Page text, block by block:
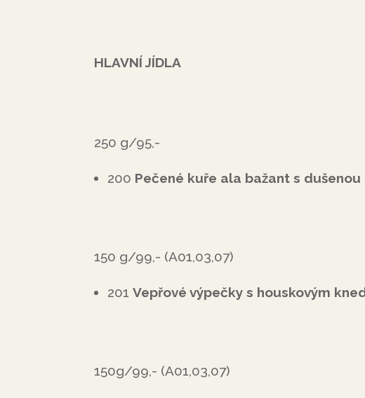
HLAVNÍ JÍDLA
250 g/95,-
200 Pečené kuře ala bažant s dušenou
150 g/99,- (A01,03,07)
201Vepřové výpečky s houskovým
150g/99,- (A01,03,07)